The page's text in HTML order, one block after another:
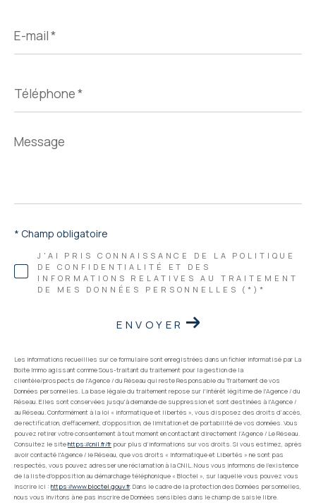
mail
*
*
Message
*
J'AI PRIS CONNAISSANCE DE LA POLITIQUE
DE CONFIDENTIALITÉ ET DES
INFORMATIONS RELATIVES AU TRAITEMENT
DE MES DONNÉES PERSONNELLES (*)*
* Champ obligatoire
ENVOYER
Les informations recueillies sur ce formulaire sont enregistrées dans un fichier informatisé par La
Boite Immo agissant comme Sous-traitant du traitement pour la gestion de la
clientèle/prospects de l'Agence / du Réseau qui reste Responsable du Traitement de vos
Données personnelles. La base légale du traitement repose sur l'intérêt légitime de l'Agence / du
Réseau. Elles sont conservées jusqu'à demande de suppression et sont destinées à l'Agence /
au Réseau. Conformément à la loi « informatique et libertés », vous disposez des droits d’accès,
de rectification, d’effacement, d’opposition, de limitation et de portabilité de vos données. Vous
pouvez retirer votre consentement à tout moment en contactant directement l’Agence / Le Réseau.
Consultez le sitehttps://cnil.fr/fr pour plus d’informations sur vos droits. Si vous estimez, après
avoir contacté l'Agence / le Réseau, que vos droits « Informatique et Libertés » ne sont pas
respectés, vous pouvez adresser une réclamation à la CNIL. Nous vous informons de l’existence
de la liste d'opposition au démarchage téléphonique « Bloctel », sur laquelle vous pouvez vous
inscrire ici : https://www.bloctel.gouv.fr. Dans le cadre de la protection des Données personnelles,
nous vous invitons à ne pas inscrire de Données sensibles dans le champ de saisie libre.